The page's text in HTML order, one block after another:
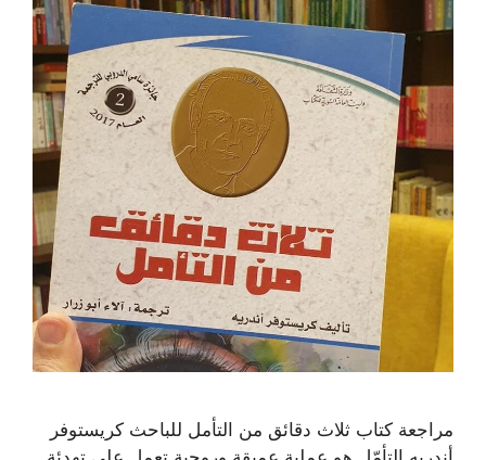
مراجعة كتاب ثلاث دقائق من التأمل للباحث كريستوفر